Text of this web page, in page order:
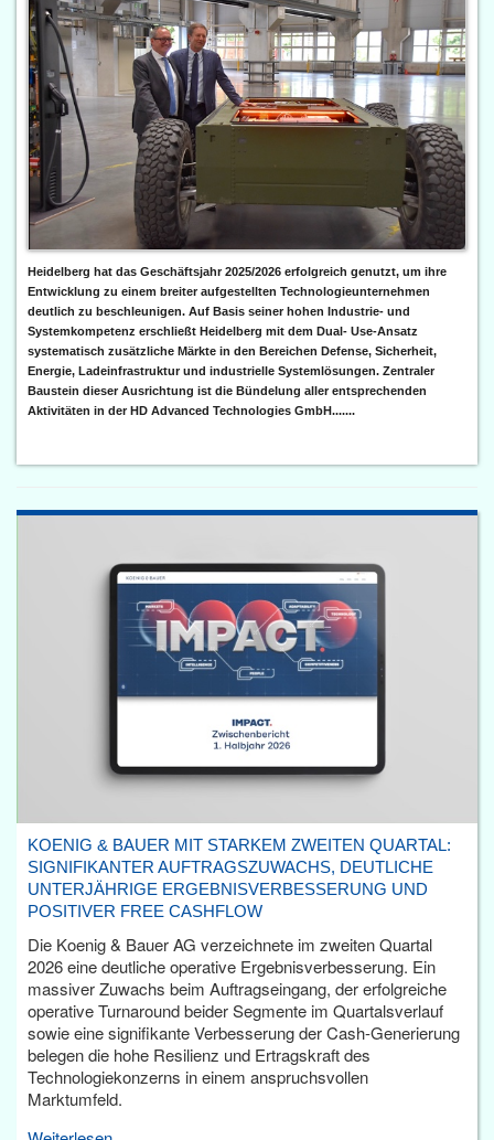
Heidelberg hat das Geschäftsjahr 2025/2026 erfolgreich genutzt, um ihre
Entwicklung zu einem breiter aufgestellten Technologieunternehmen
deutlich zu beschleunigen. Auf Basis seiner hohen Industrie- und
Systemkompetenz erschließt Heidelberg mit dem Dual- Use-Ansatz
systematisch zusätzliche Märkte in den Bereichen Defense, Sicherheit,
Energie, Ladeinfrastruktur und industrielle Systemlösungen. Zentraler
Baustein dieser Ausrichtung ist die Bündelung aller entsprechenden
Aktivitäten in der HD Advanced Technologies GmbH.......
KOENIG & BAUER MIT STARKEM ZWEITEN QUARTAL:
SIGNIFIKANTER AUFTRAGSZUWACHS, DEUTLICHE
UNTERJÄHRIGE ERGEBNISVERBESSERUNG UND
POSITIVER FREE CASHFLOW
Die Koenig & Bauer AG verzeichnete im zweiten Quartal
2026 eine deutliche operative Ergebnisverbesserung. Ein
massiver Zuwachs beim Auftragseingang, der erfolgreiche
operative Turnaround beider Segmente im Quartalsverlauf
sowie eine signifikante Verbesserung der Cash-Generierung
belegen die hohe Resilienz und Ertragskraft des
Technologiekonzerns in einem anspruchsvollen
Marktumfeld.